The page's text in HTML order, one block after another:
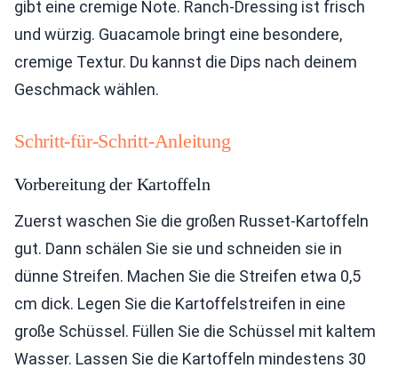
gibt eine cremige Note. Ranch-Dressing ist frisch
und würzig. Guacamole bringt eine besondere,
cremige Textur. Du kannst die Dips nach deinem
Geschmack wählen.
Schritt-für-Schritt-Anleitung
Vorbereitung der Kartoffeln
Zuerst waschen Sie die großen Russet-Kartoffeln
gut. Dann schälen Sie sie und schneiden sie in
dünne Streifen. Machen Sie die Streifen etwa 0,5
cm dick. Legen Sie die Kartoffelstreifen in eine
große Schüssel. Füllen Sie die Schüssel mit kaltem
Wasser. Lassen Sie die Kartoffeln mindestens 30